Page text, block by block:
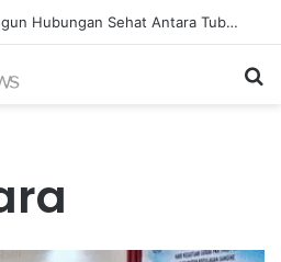
Diet Fleksibel Membangun Hubungan Sehat Antara Tubuh dan Makanan Sehari-hari